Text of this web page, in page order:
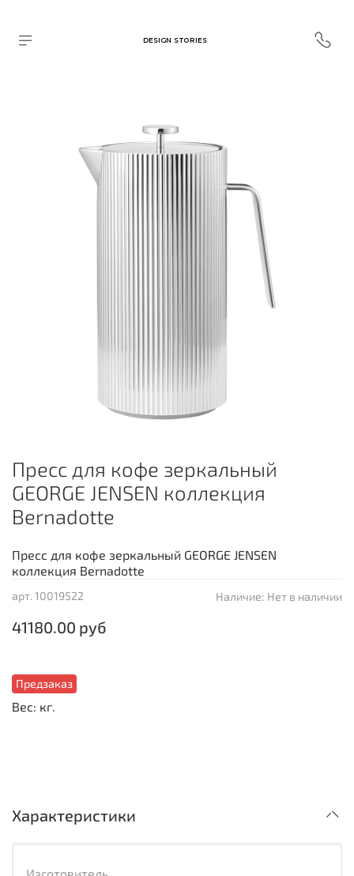
DESIGN STORIES
арт. 10019522 Наличие: Нет в наличии
Предзаказ
Пресс для кофе зеркальный
GEORGE JENSEN коллекция
Bernadotte
41180.00 руб
Пресс для кофе зеркальный GEORGE JENSEN
коллекция Bernadotte
Вес: кг.
Характеристики
Изготовитель